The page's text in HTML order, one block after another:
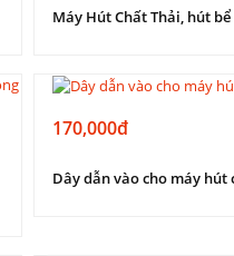
170,000đ
Dây dẫn vào cho máy hút